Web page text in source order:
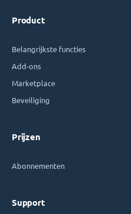
Product
Belangrijkste functies
Add-ons
Marketplace
Beveiliging
Prijzen
Abonnementen
Support